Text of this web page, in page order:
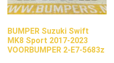
BUMPER Suzuki Swift
MK8 Sport 2017-2023
VOORBUMPER 2-E7-5683z